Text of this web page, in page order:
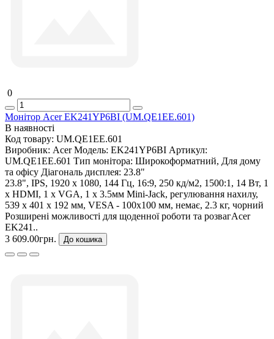
0
Монітор Acer EK241YP6BI (UM.QE1EE.601)
В наявності
Код товару: UM.QE1EE.601
Виробник: Acer Модель: EK241YP6BI Артикул:
UM.QE1EE.601 Тип монітора: Широкоформатний, Для дому
та офісу Діагональ дисплея: 23.8"
23.8", IPS, 1920 x 1080, 144 Гц, 16:9, 250 кд/м2, 1500:1, 14 Вт, 1
х HDMI, 1 х VGA, 1 х 3.5мм Mini-Jack, регулювання нахилу,
539 х 401 х 192 мм, VESA - 100x100 мм, немає, 2.3 кг, чорний
Розширені можливості для щоденної роботи та розвагAcer
EK241..
3 609.00грн.
До кошика